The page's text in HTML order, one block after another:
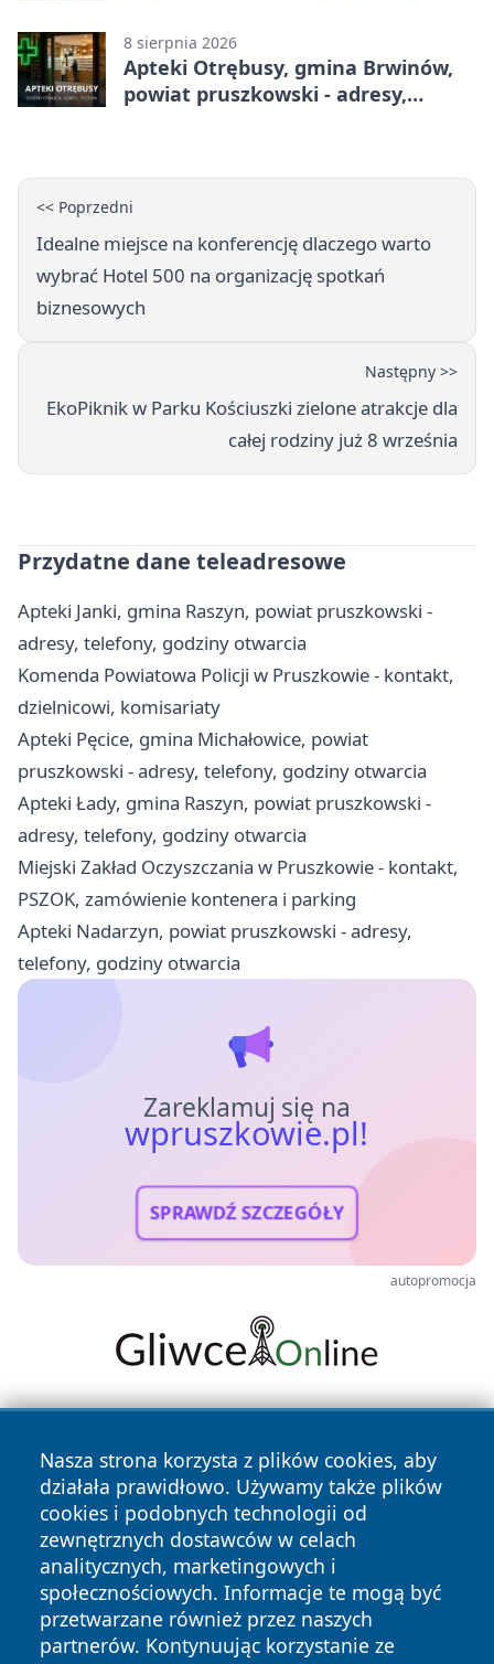
8 sierpnia 2026
Apteki Otrębusy, gmina Brwinów,
powiat pruszkowski - adresy,
<< Poprzedni
Idealne miejsce na konferencję dlaczego warto
wybrać Hotel 500 na organizację spotkań
biznesowych
Następny >>
EkoPiknik w Parku Kościuszki zielone atrakcje dla
całej rodziny już 8 września
Przydatne dane teleadresowe
Apteki Janki, gmina Raszyn, powiat pruszkowski -
adresy, telefony, godziny otwarcia
Komenda Powiatowa Policji w Pruszkowie - kontakt,
dzielnicowi, komisariaty
Apteki Pęcice, gmina Michałowice, powiat
pruszkowski - adresy, telefony, godziny otwarcia
Apteki Łady, gmina Raszyn, powiat pruszkowski -
adresy, telefony, godziny otwarcia
Miejski Zakład Oczyszczania w Pruszkowie - kontakt,
PSZOK, zamówienie kontenera i parking
Apteki Nadarzyn, powiat pruszkowski - adresy,
telefony, godziny otwarcia
Zareklamuj się na
wpruszkowie.pl!
SPRAWDŹ SZCZEGÓŁY
autopromocja
Nasza strona korzysta z plików cookies, aby
działała prawidłowo. Używamy także plików
cookies i podobnych technologii od
zewnętrznych dostawców w celach
analitycznych, marketingowych i
społecznościowych. Informacje te mogą być
przetwarzane również przez naszych
partnerów. Kontynuując korzystanie ze
Copyright © 2026 wpruszkowie.pl Wszystkie prawa
zastrzeżone.
Polityka
Polityka